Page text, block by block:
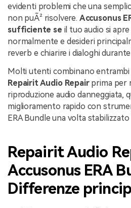
evidenti problemi che una
non puÃ² risolvere. Accusonus
sufficiente se il tuo audio si
normalmente e desideri
reverb e chiarire i dialoghi
Molti utenti combinano entrambi
Repairit Audio Repairprima per
riproduzione audio danneggiata,
miglioramento rapido con
ERA Bundle una volta stabilizzato
Repairit Audio
Accusonus ERA
Differenze